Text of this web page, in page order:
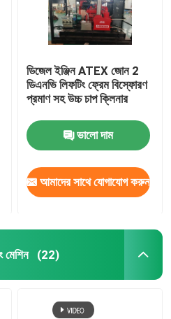
ডিজেল ইঞ্জিন ATEX জোন 2
ডিএনভি লিফটিং ফ্রেম বিস্ফোরণ
প্রমাণ সহ উচ্চ চাপ ক্লিনার
ভালো দাম
আমাদের সাথে যোগাযোগ করুন
মেশিন (22)